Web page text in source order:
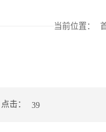
当前位置：
点击： 39